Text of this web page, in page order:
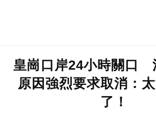
皇崗口岸24小時關口
原因強烈要求取消：
了！